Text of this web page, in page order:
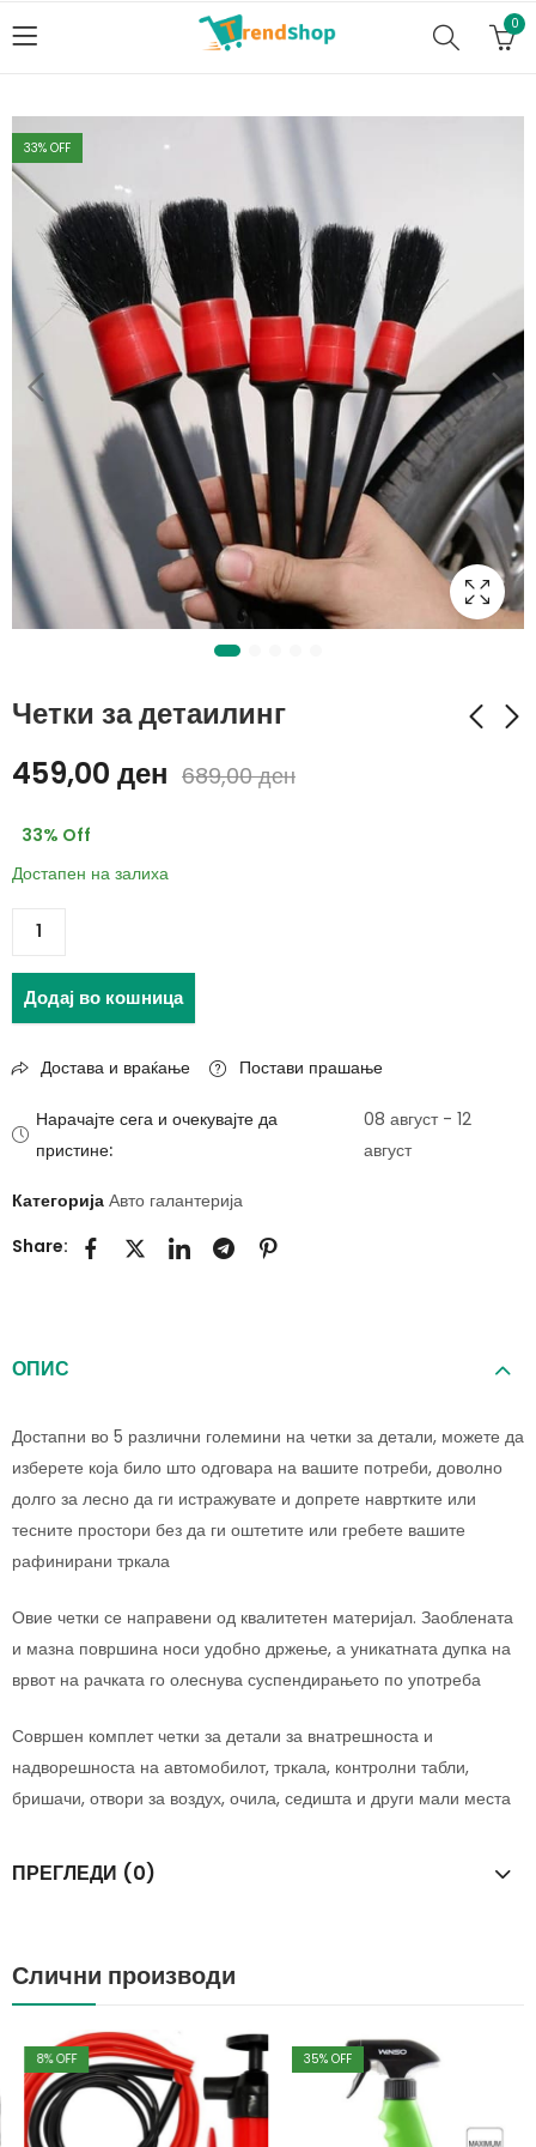
0
33% OFF
Четки за детаилинг
459,00 ден 689,00ден
33% Off
Достапен на залиха
Додај во кошница
Достава и враќање Постави прашање
Нарачајте сега и очекувајте да
пристине:
08 август - 12
август
Категорија Авто галантерија
Share:
ОПИС
Достапни во 5 различни големини на четки за детали, можете да
изберете која било што одговара на вашите потреби, доволно
долго за лесно да ги истражувате и допрете навртките или
тесните простори без да ги оштетите или гребете вашите
рафинирани тркала
Овие четки се направени од квалитетен материјал. Заоблената
и мазна површина носи удобно држење, а уникатната дупка на
врвот на рачката го олеснува суспендирањето по употреба
Совршен комплет четки за детали за внатрешноста и
надворешноста на автомобилот, тркала, контролни табли,
бришачи, отвори за воздух, очила, седишта и други мали места
ПРЕГЛЕДИ (0)
Слични производи
% OFF 35% OFF